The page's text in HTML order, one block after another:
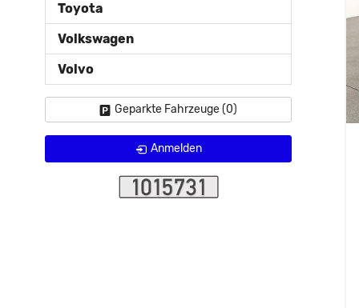
Toyota
Volkswagen
Volvo
Geparkte Fahrzeuge (0)
Anmelden